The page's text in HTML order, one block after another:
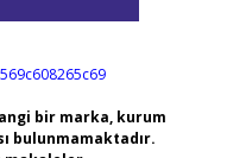
bir marka, kurum
bulunmamaktadır.